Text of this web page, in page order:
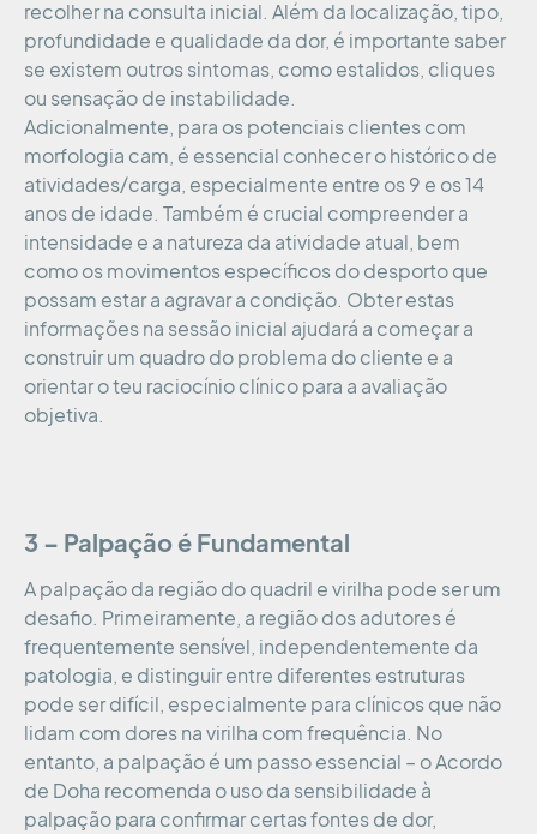
recolher na consulta inicial. Além da localização, tipo,
profundidade e qualidade da dor, é importante saber
se existem outros sintomas, como estalidos, cliques
ou sensação de instabilidade.
Adicionalmente, para os potenciais clientes com
morfologia cam, é essencial conhecer o histórico de
atividades/carga, especialmente entre os 9 e os 14
anos de idade. Também é crucial compreender a
intensidade e a natureza da atividade atual, bem
como os movimentos específicos do desporto que
possam estar a agravar a condição. Obter estas
informações na sessão inicial ajudará a começar a
construir um quadro do problema do cliente e a
orientar o teu raciocínio clínico para a avaliação
objetiva.
3 – Palpação é Fundamental
A palpação da região do quadril e virilha pode ser um
desafio. Primeiramente, a região dos adutores é
frequentemente sensível, independentemente da
patologia, e distinguir entre diferentes estruturas
pode ser difícil, especialmente para clínicos que não
lidam com dores na virilha com frequência. No
entanto, a palpação é um passo essencial – o Acordo
de Doha recomenda o uso da sensibilidade à
palpação para confirmar certas fontes de dor,